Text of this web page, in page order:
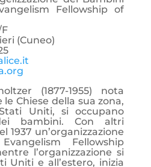
Fellowship of
(Cuneo)
(1877-1955) nota
le Chiese della sua zona,
Uniti, si occupano
bambini. Con altri
1937 un’organizzazione
Fellowship
l’organizzazione si
Uniti e all’estero, inizia